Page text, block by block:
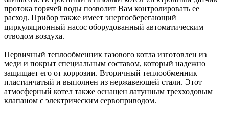
протока горячей воды позволит Вам контролировать ее
расход. Прибор также имеет энергосберегающий
циркуляционный насос оборудованный автоматическим
отводом воздуха.
Первичный теплообменник газового котла изготовлен из
меди и покрыт специальным составом, который надежно
защищает его от коррозии. Вторичный теплообменник –
пластинчатый и выполнен из нержавеющей стали. Этот
атмосферный котел также оснащен латунным трехходовым
клапаном с электрическим сервоприводом.